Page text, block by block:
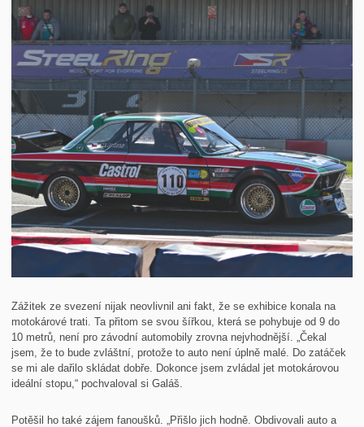
Zážitek ze svezení nijak neovlivnil ani fakt, že se exhibice konala na
motokárové trati. Ta přitom se svou šířkou, která se pohybuje od 9 do
10 metrů, není pro závodní automobily zrovna nejvhodnější. „Čekal
jsem, že to bude zvláštní, protože to auto není úplně malé. Do zatáček
se mi ale dařilo skládat dobře. Dokonce jsem zvládal jet motokárovou
ideální stopu,“ pochvaloval si Galáš.
Potěšil ho také zájem fanoušků. „Přišlo jich hodně. Obdivovali auto a